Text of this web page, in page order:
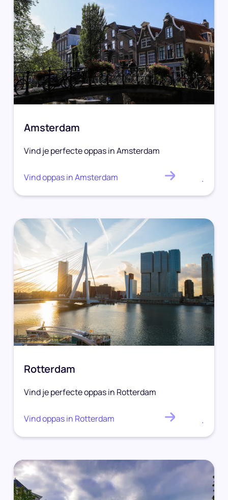
Amsterdam
Vind je perfecte oppas in Amsterdam
Vind oppas in Amsterdam .
Rotterdam
Vind je perfecte oppas in Rotterdam
Vind oppas in Rotterdam .